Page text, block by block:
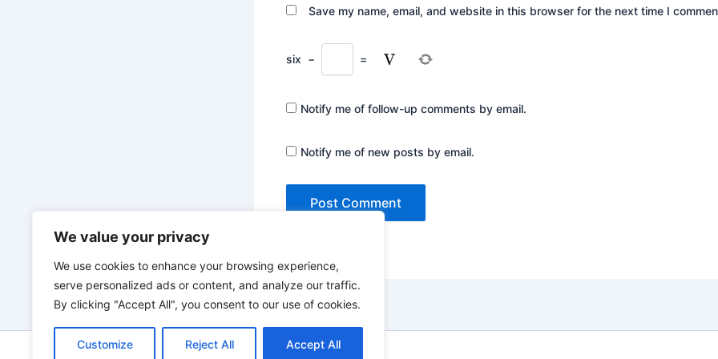
We value your privacy
We use cookies to enhance your browsing experience,
serve personalized ads or content, and analyze our traffic.
By clicking "Accept All", you consent to our use of cookies.
Customize Reject All Accept All
Save my name, email, and website in this browser for the next time I
six − =
Notify me of follow-up comments by email.
Notify me of new posts by email.